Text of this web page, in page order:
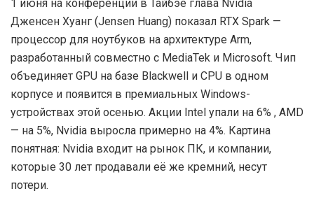
1 июня на конференции в Тайбэе глава Nvidia
Дженсен Хуанг (Jensen Huang) показал RTX Spark —
процессор для ноутбуков на архитектуре Arm,
разработанный совместно с MediaTek и Microsoft. Чип
объединяет GPU на базе Blackwell и CPU в одном
корпусе и появится в премиальных Windows-
устройствах этой осенью. Акции Intel упали на 6% , AMD
— на 5%, Nvidia выросла примерно на 4%. Картина
понятная: Nvidia входит на рынок ПК, и компании,
которые 30 лет продавали её же кремний, несут
потери.